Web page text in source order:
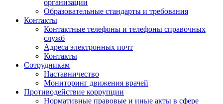
организации
Образовательные стандарты и требования
Контакты
Контактные телефоны и телефоны справочных
служб
Адреса электронных почт
Контакты
Сотрудникам
Наставничество
Мониторинг движения врачей
Противодействие коррупции
Нормативные правовые и иные акты в сфере